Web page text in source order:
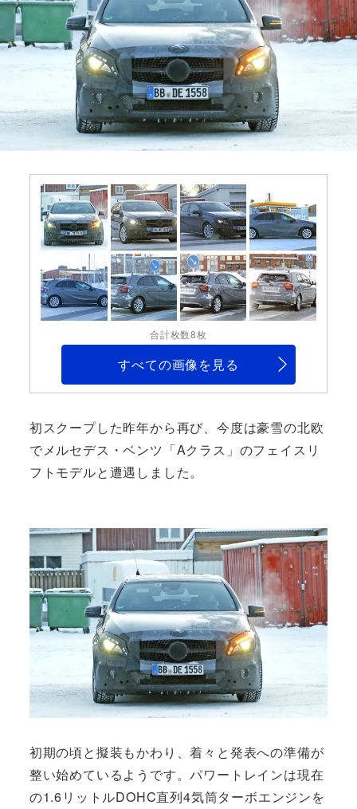
合計枚数8枚
すべての画像を見る
初スクープした昨年から再び、今度は豪雪の北欧
でメルセデス・ベンツ「Aクラス」のフェイスリ
フトモデルと遭遇しました。
初期の頃と擬装もかわり、着々と発表への準備が
整い始めているようです。パワートレインは現在
の1.6リットルDOHC直列4気筒ターボエンジンを